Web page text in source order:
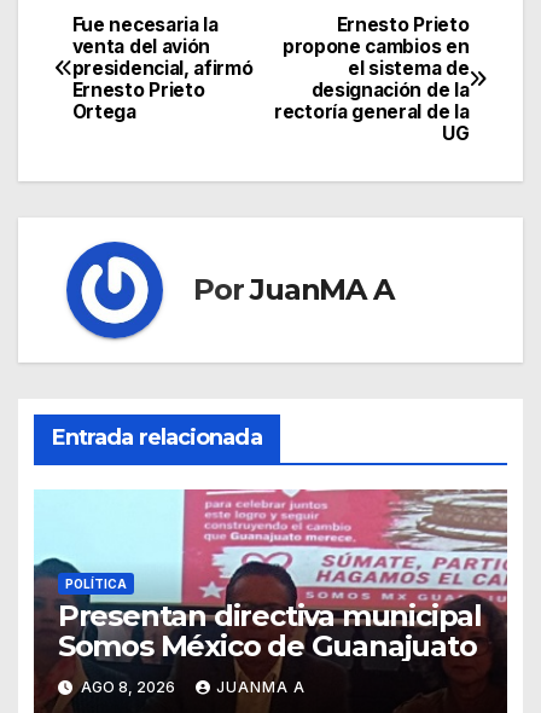
Ernesto Prieto
propone cambios en
el sistema de
designación de la
rectoría general de la
UG
Fue necesaria la
venta del avión
presidencial, afirmó
Ernesto Prieto
Ortega
PorJuanMA A
Entrada relacionada
POLÍTICA
Presentan directiva municipal
Somos México de Guanajuato
AGO 8, 2026 JUANMA A